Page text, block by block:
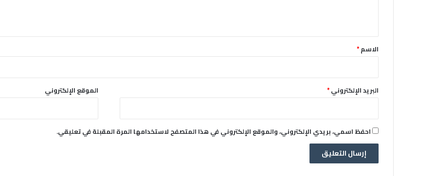
*الاسم*
البريد الإلكتروني* الموقع الإلكتروني
احفظ اسمي، بريدي الإلكتروني، والموقع الإلكتروني في هذا المتصفح لاستخدامها المرة المقبلة في تعليقي.